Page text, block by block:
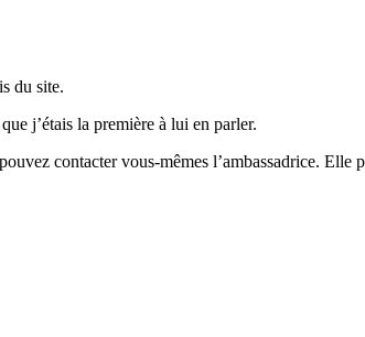
du site.
j’étais la première à lui en parler.
contacter vous-mêmes l’ambassadrice. Elle